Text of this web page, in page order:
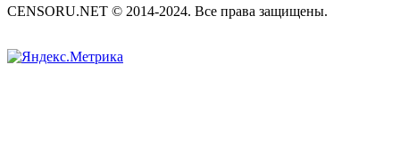
CENSORU.NET © 2014-2024. Все права защищены.